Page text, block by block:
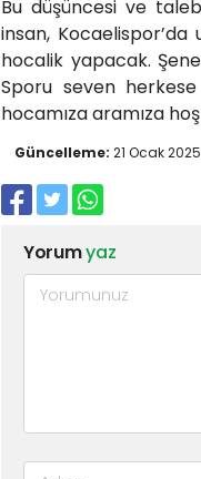
Bu düşüncesi ve
insan,
hocalik yapacak.
Sporu seven
hocamıza aramıza
Güncelleme: 21 Ocak
Yorumyaz